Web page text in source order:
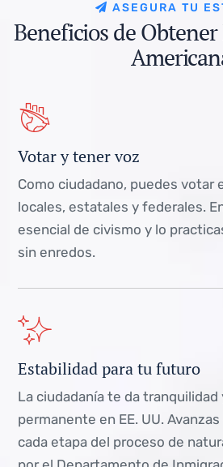
ASEGU RA TU ES
BeneficiosdeObtener
American
Votar y tener voz
Como ciudadano, puedes votar
locales, estatales y federales.
esencial de civismo y lo
sin enredos.
Estabilidad para tu futuro
La ciudadanía te da
permanente en EE. UU.
cada etapa del proceso de